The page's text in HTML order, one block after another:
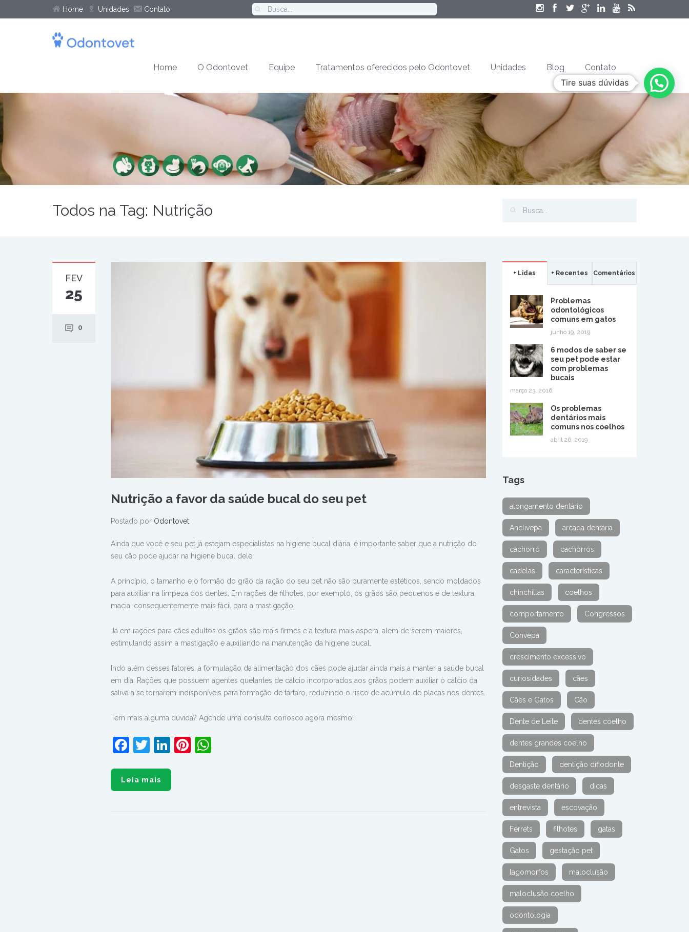
Home Unidades Contato
Home O Odontovet Equipe Tratamentos oferecidos pelo Odontovet Unidades Blog Contato
Todos na Tag: Nutrição
FEV
25
0
Nutrição a favor da saúde bucal do seu pet
Postado por Odontovet
Ainda que você e seu pet já estejam especialistas na higiene bucal diária, é importante saber que a nutrição do
seu cão pode ajudar na higiene bucal dele.
A princípio, o tamanho e o formão do grão da ração do seu pet não são puramente estéticos, sendo moldados
para auxiliar na limpeza dos dentes. Em rações de filhotes, por exemplo, os grãos são pequenos e de textura
macia, consequentemente mais fácil para a mastigação.
Já em rações para cães adultos os grãos são mais firmes e a textura mais áspera, além de serem maiores,
estimulando assim a mastigação e auxiliando na manutenção da higiene bucal.
Indo além desses fatores, a formulação da alimentação dos cães pode ajudar ainda mais a manter a saúde bucal
em dia. Rações que possuem agentes quelantes de cálcio incorporados aos grãos podem auxiliar o cálcio da
saliva a se tornarem indisponíveis para formação de tártaro, reduzindo o risco de acúmulo de placas nos dentes.
Tem mais alguma dúvida? Agende uma consulta conosco agora mesmo!
Facebook
Twitter
LinkedIn
Pinterest
Leia mais
+ Lidas + Recentes Comentários
Problemas
odontológicos
comuns em gatos
junho 19, 2019
6 modos de saber se
seu pet pode estar
com problemas
bucais
março 23, 2016
Os problemas
dentários mais
comuns nos coelhos
abril 26, 2019
Tags
alongamento dentário
Anclivepa arcada dentária
cachorro cachorros
cadelas características
chinchillas coelhos
comportamento Congressos
Convepa
crescimento excessivo
curiosidades cães
Cães e Gatos Cão
Dente de Leite dentes coelho
dentes grandes coelho
Dentição dentição difiodonte
desgaste dentário dicas
entrevista escovação
Ferrets filhotes gatas
Gatos gestação pet
lagomorfos maloclusão
maloclusão coelho
odontologia
Tire suas dúvidas